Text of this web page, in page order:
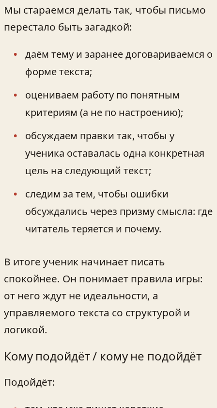
Мы стараемся делать так, чтобы письмо
перестало быть загадкой:
даём тему и заранее договариваемся о
форме текста;
оцениваем работу по понятным
критериям (а не по настроению);
обсуждаем правки так, чтобы у
ученика оставалась одна конкретная
цель на следующий текст;
следим за тем, чтобы ошибки
обсуждались через призму смысла: где
читатель теряется и почему.
В итоге ученик начинает писать
спокойнее. Он понимает правила игры:
от него ждут не идеальности, а
управляемого текста со структурой и
логикой.
Кому подойдёт / кому не подойдёт
Подойдёт: